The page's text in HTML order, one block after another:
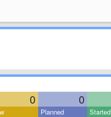
0 0
Planned Started